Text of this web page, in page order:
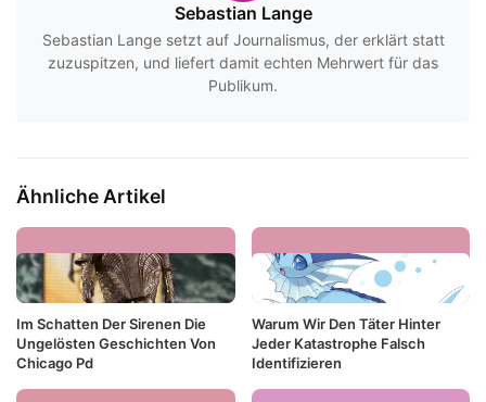
Sebastian Lange
Sebastian Lange setzt auf Journalismus, der erklärt statt
zuzuspitzen, und liefert damit echten Mehrwert für das
Publikum.
Ähnliche Artikel
Im Schatten Der Sirenen Die
Ungelösten Geschichten Von
Chicago Pd
Warum Wir Den Täter Hinter
Jeder Katastrophe Falsch
Identifizieren